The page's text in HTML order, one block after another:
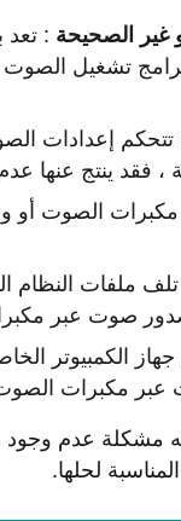
غير الصحيحة :
تشغيل
تتحكم إعدادات
، فقد ينتج
الصوت أو
ملفات النظام
صوت عبر
جهاز الكمبيوتر
عبر مكبرات
لحلها.